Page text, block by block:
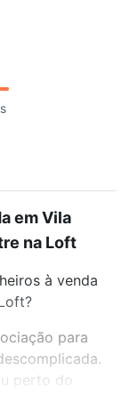
em Vila
na Loft
à venda
para
perto do